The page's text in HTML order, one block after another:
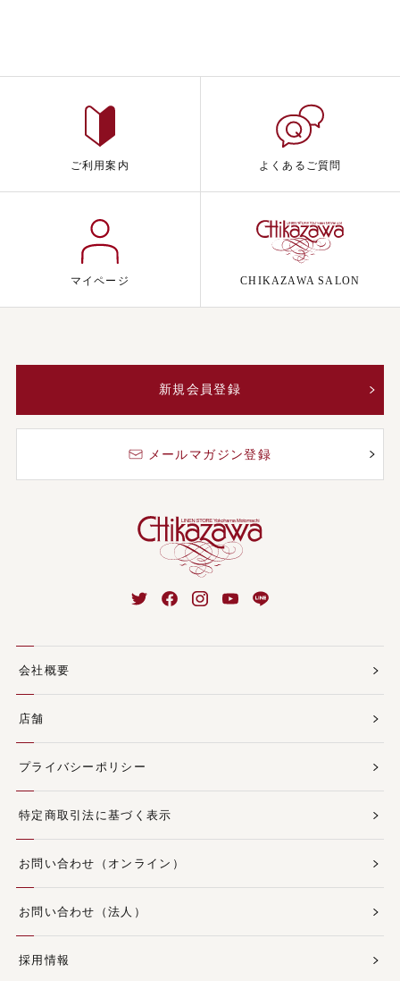
ご利用案内 よくあるご質問
マイページ CHIKAZAWA SALON
新規会員登録
メールマガジン登録
会社概要
店舗
プライバシーポリシー
特定商取引法に基づく表示
お問い合わせ（オンライン）
お問い合わせ（法人）
採用情報